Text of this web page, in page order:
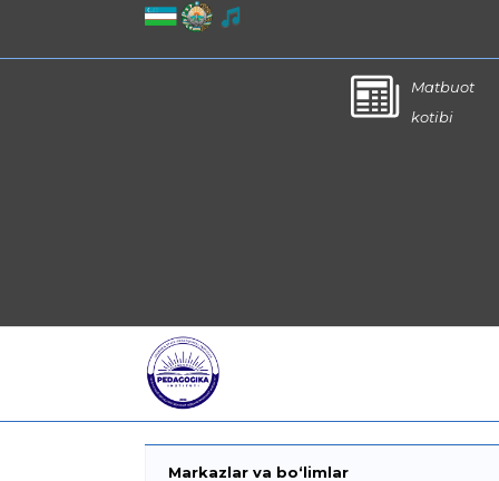
Matbuot
kotibi
Markazlar va bo‘limlar